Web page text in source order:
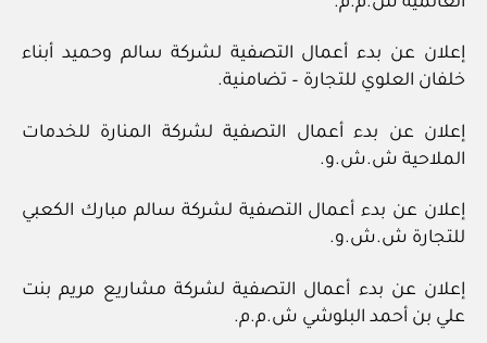
إعلان عن بدء أعمال التصفية لشركة سالم وحميد أبناء
خلفان العلوي للتجارة – تضامنية.
إعلان عن بدء أعمال التصفية لشركة المنارة للخدمات
الملاحية ش.ش.و.
إعلان عن بدء أعمال التصفية لشركة سالم مبارك الكعبي
للتجارة ش.ش.و.
إعلان عن بدء أعمال التصفية لشركة مشاريع مريم بنت
علي بن أحمد البلوشي ش.م.م.